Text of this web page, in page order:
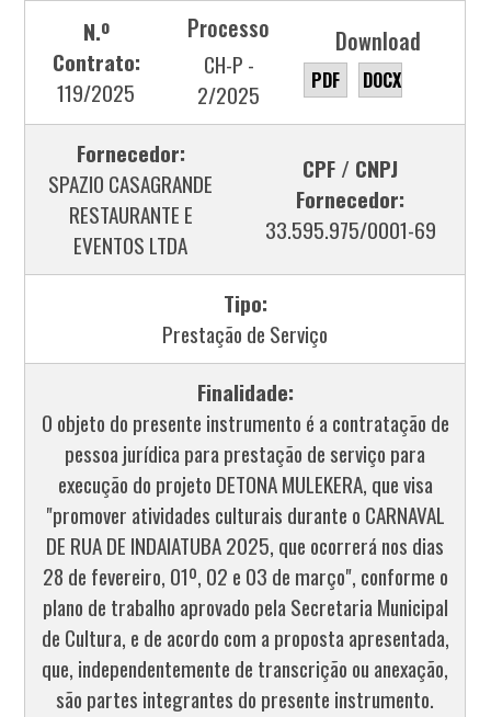
N.º
Contrato:
119/2025
Processo
CH-P -
2/2025
Download
PDF DOCX
Fornecedor:
SPAZIO CASAGRANDE
RESTAURANTE E
EVENTOS LTDA
CPF / CNPJ
Fornecedor:
33.595.975/0001-69
Tipo:
Prestação de Serviço
Finalidade:
O objeto do presente instrumento é a contratação de
pessoa jurídica para prestação de serviço para
execução do projeto DETONA MULEKERA, que visa
"promover atividades culturais durante o CARNAVAL
DE RUA DE INDAIATUBA 2025, que ocorrerá nos dias
28 de fevereiro, 01º, 02 e 03 de março", conforme o
plano de trabalho aprovado pela Secretaria Municipal
de Cultura, e de acordo com a proposta apresentada,
que, independentemente de transcrição ou anexação,
são partes integrantes do presente instrumento.